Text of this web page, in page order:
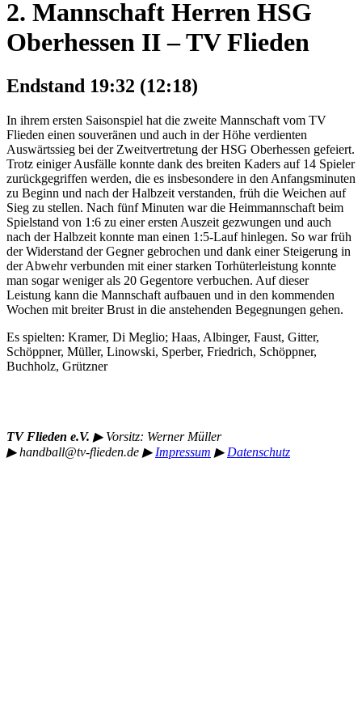
2. Mannschaft Herren HSG
Oberhessen II – TV Flieden
Endstand 19:32 (12:18)
In ihrem ersten Saisonspiel hat die zweite Mannschaft vom TV
Flieden einen souveränen und auch in der Höhe verdienten
Auswärtssieg bei der Zweitvertretung der HSG Oberhessen gefeiert.
Trotz einiger Ausfälle konnte dank des breiten Kaders auf 14 Spieler
zurückgegriffen werden, die es insbesondere in den Anfangsminuten
zu Beginn und nach der Halbzeit verstanden, früh die Weichen auf
Sieg zu stellen. Nach fünf Minuten war die Heimmannschaft beim
Spielstand von 1:6 zu einer ersten Auszeit gezwungen und auch
nach der Halbzeit konnte man einen 1:5-Lauf hinlegen. So war früh
der Widerstand der Gegner gebrochen und dank einer Steigerung in
der Abwehr verbunden mit einer starken Torhüterleistung konnte
man sogar weniger als 20 Gegentore verbuchen. Auf dieser
Leistung kann die Mannschaft aufbauen und in den kommenden
Wochen mit breiter Brust in die anstehenden Begegnungen gehen.
Es spielten: Kramer, Di Meglio; Haas, Albinger, Faust, Gitter,
Schöppner, Müller, Linowski, Sperber, Friedrich, Schöppner,
Buchholz, Grützner
TV Flieden e.V. ▶︎ Vorsitz: Werner Müller
▶︎handball@tv-flieden.de ▶︎ Impressum ▶︎ Datenschutz